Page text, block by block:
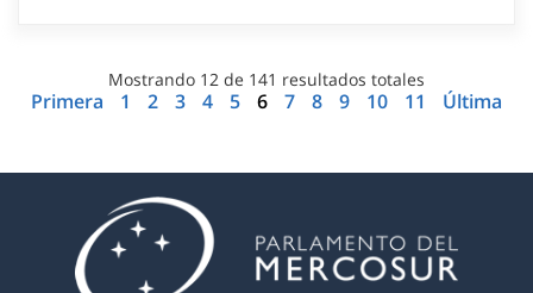
Mostrando 12 de 141 resultados totales
Primera 1 2 3 4 5 6 7 8 9 10 11 Última